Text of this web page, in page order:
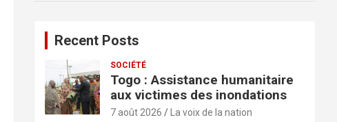
Recent Posts
SOCIÉTÉ
Togo : Assistance humanitaire
aux victimes des inondations
7 août 2026 La voix de la nation